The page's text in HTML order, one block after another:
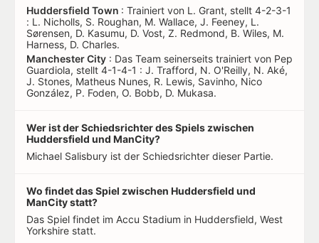
Huddersfield Town : Trainiert von L. Grant, stellt 4-2-3-1
: L. Nicholls, S. Roughan, M. Wallace, J. Feeney, L.
Sørensen, D. Kasumu, D. Vost, Z. Redmond, B. Wiles, M.
Harness, D. Charles.
Manchester City : Das Team seinerseits trainiert von Pep
Guardiola, stellt 4-1-4-1 : J. Trafford, N. O'Reilly, N. Aké,
J. Stones, Matheus Nunes, R. Lewis, Savinho, Nico
González, P. Foden, O. Bobb, D. Mukasa.
Wer ist der Schiedsrichter des Spiels zwischen
Huddersfield und ManCity?
Michael Salisbury ist der Schiedsrichter dieser Partie.
Wo findet das Spiel zwischen Huddersfield und
ManCity statt?
Das Spiel findet im Accu Stadium in Huddersfield, West
Yorkshire statt.